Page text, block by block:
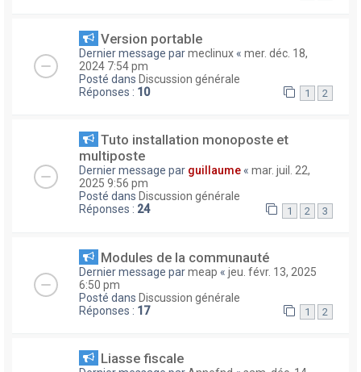
Version portable
Dernier message parmeclinux « mer. déc. 18,
2024 7:54 pm
Posté dans Discussion générale
Réponses : 10 1 2
Tuto installation monoposte et
multiposte
Dernier message par guillaume « mar. juil. 22,
2025 9:56 pm
Posté dans Discussion générale
Réponses : 24 1 2 3
Modules de la communauté
Dernier message parmeap « jeu. févr. 13, 2025
6:50 pm
Posté dans Discussion générale
Réponses : 17 1 2
Liasse fiscale